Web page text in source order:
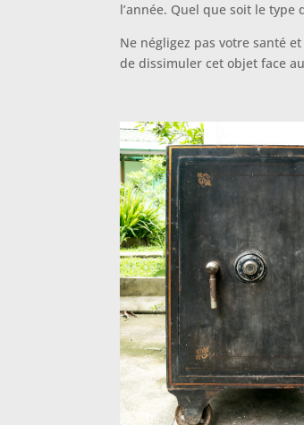
l’année. Quel que soit le
Ne négligez pas votre santé
de dissimuler cet objet face